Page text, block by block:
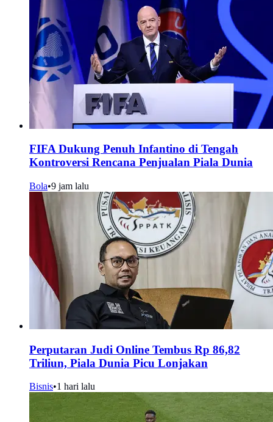
FIFA Dukung Penuh Infantino di Tengah
Kontroversi Rencana Penjualan Piala Dunia
Bola•9 jam lalu
Perputaran Judi Online Tembus Rp 86,82
Triliun, Piala Dunia Picu Lonjakan
Bisnis•1 hari lalu